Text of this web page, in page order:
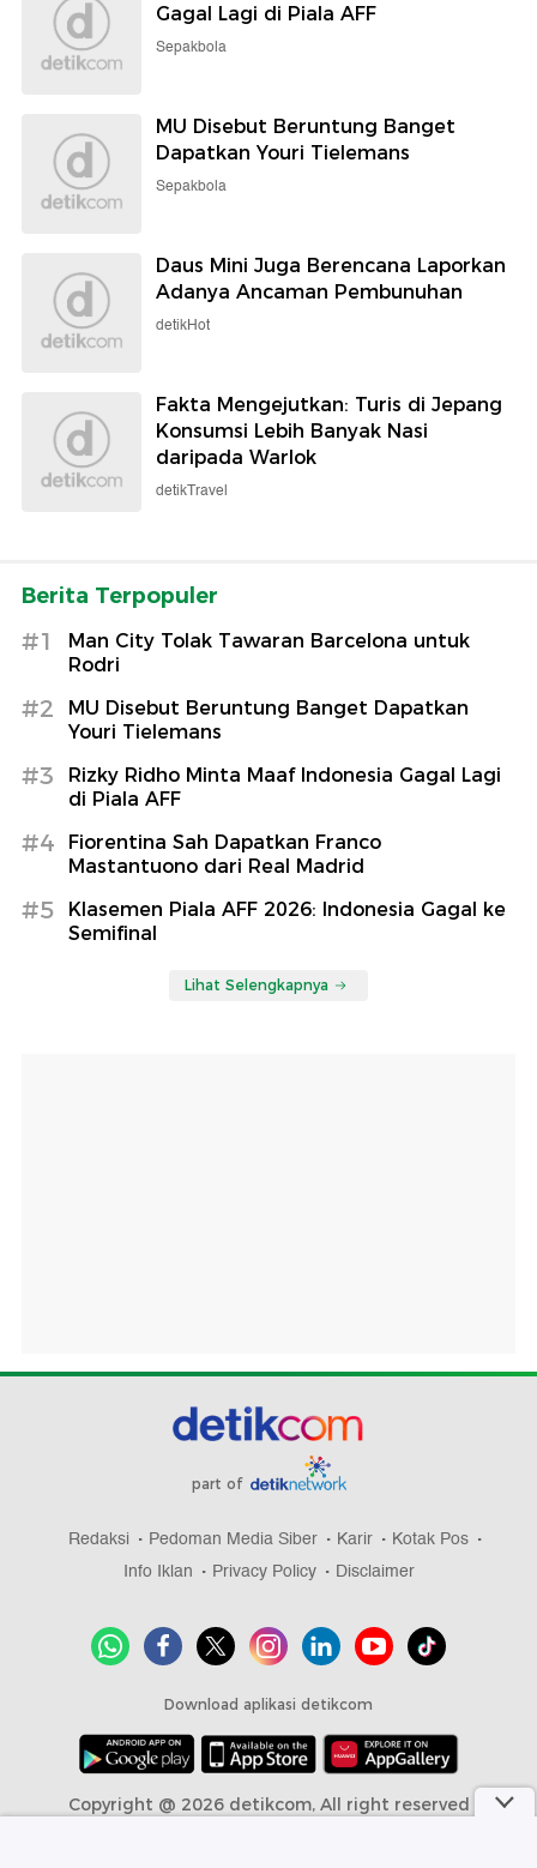
Gagal Lagi di Piala AFF
Sepakbola
MU Disebut Beruntung Banget
Dapatkan Youri Tielemans
Sepakbola
Daus Mini Juga Berencana Laporkan
Adanya Ancaman Pembunuhan
detikHot
Fakta Mengejutkan: Turis di Jepang
Konsumsi Lebih Banyak Nasi
daripada Warlok
detikTravel
Berita Terpopuler
#1
Man City Tolak Tawaran Barcelona untuk
Rodri
#2
MU Disebut Beruntung Banget Dapatkan
Youri Tielemans
#3
Rizky Ridho Minta Maaf Indonesia Gagal Lagi
di Piala AFF
#4
Fiorentina Sah Dapatkan Franco
Mastantuono dari Real Madrid
#5
Klasemen Piala AFF 2026: Indonesia Gagal ke
Semifinal
Lihat Selengkapnya
part of
Redaksi Pedoman Media Siber Karir
Kotak Pos
Info Iklan
Privacy Policy Disclaimer
Download aplikasi detikcom
Copyright @ 2026 detikcom, All right reserved